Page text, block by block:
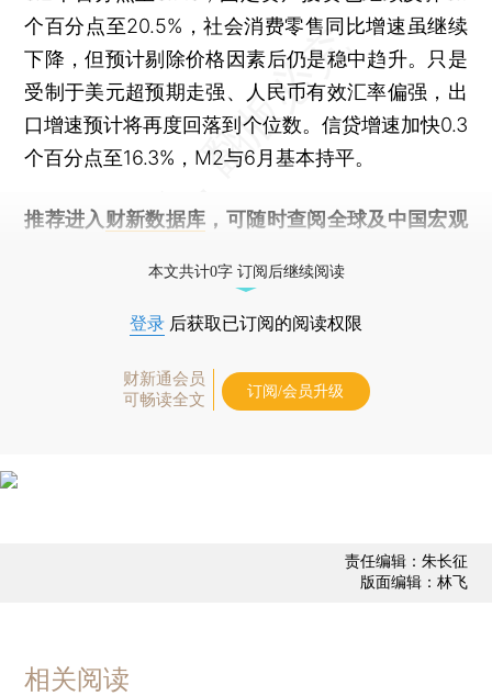
个百分点至20.5%，社会消费零售同比增速虽继续
下降，但预计剔除价格因素后仍是稳中趋升。只是
受制于美元超预期走强、人民币有效汇率偏强，出
口增速预计将再度回落到个位数。信贷增速加快0.3
个百分点至16.3%，M2与6月基本持平。
推荐进入 财新数据库 ，可随时查阅全球及中国宏观
本文共计0字 订阅后继续阅读
登录 后获取已订阅的阅读权限
财新通会员
可畅读全文
订阅/会员升级
责任编辑：朱长征
版面编辑：林飞
相关阅读